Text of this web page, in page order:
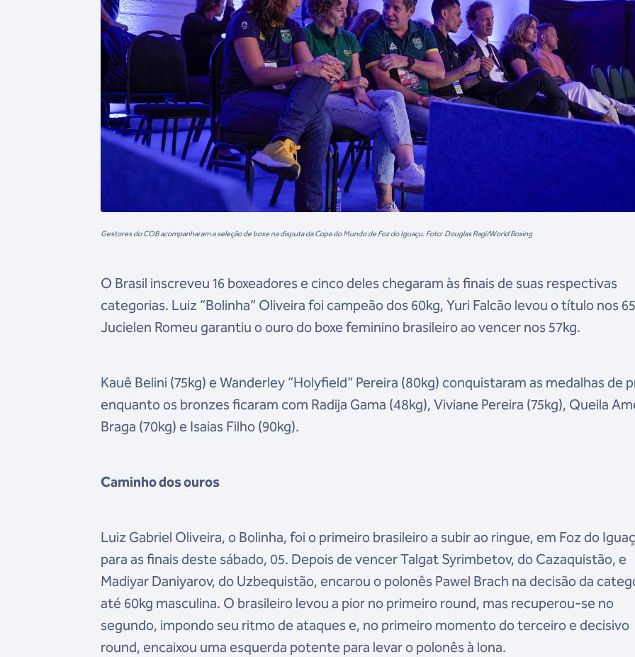
Gestores do COB acompanharam a seleção de boxe na disputa da Copa do Mundo de Foz do Iguaçu. Foto: Douglas Ragi/World Boxing
O Brasil inscreveu 16 boxeadores e cinco deles chegaram às finais de suas respectivas
categorias. Luiz “Bolinha” Oliveira foi campeão dos 60kg, Yuri Falcão levou o título nos
Jucielen Romeu garantiu o ouro do boxe feminino brasileiro ao vencer nos 57kg.
Kauê Belini (75kg) e Wanderley “Holyfield” Pereira (80kg) conquistaram as medalhas de
enquanto os bronzes ficaram com Radija Gama (48kg), Viviane Pereira (75kg), Queila
Braga (70kg) e Isaias Filho (90kg).
Caminho dos ouros
Luiz Gabriel Oliveira, o Bolinha, foi o primeiro brasileiro a subir ao ringue, em Foz do
para as finais deste sábado, 05. Depois de vencer Talgat Syrimbetov, do Cazaquistão, e
Madiyar Daniyarov, do Uzbequistão, encarou o polonês Pawel Brach na decisão da
até 60kg masculina. O brasileiro levou a pior no primeiro round, mas recuperou-se no
segundo, impondo seu ritmo de ataques e, no primeiro momento do terceiro e decisivo
round, encaixou uma esquerda potente para levar o polonês à lona.